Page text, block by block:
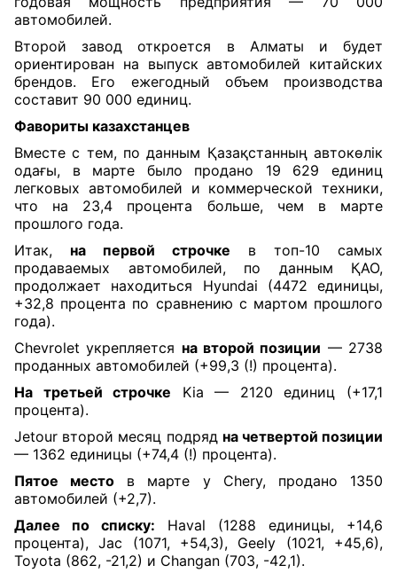
автомобилей.
Второй завод откроется в Алматы и будет
ориентирован на выпуск автомобилей китайских
брендов. Его ежегодный объем производства
составит 90 000 единиц.
Фавориты казахстанцев
Вместе с тем, по данным Қазақстанның автокөлік
одағы, в марте было продано 19 629 единиц
легковых автомобилей и коммерческой техники,
что на 23,4 процента больше, чем в марте
прошлого года.
Итак, на первой строчке в топ-10 самых
продаваемых автомобилей, по данным ҚАО,
продолжает находиться Hyundai (4472 единицы,
+32,8 процента по сравнению с мартом прошлого
года).
Chevrolet укрепляется на второй позиции — 2738
проданных автомобилей (+99,3 (!) процента).
На третьей строчке Kia — 2120 единиц (+17,1
процента).
Jetour второй месяц подряд на четвертой позиции
— 1362 единицы (+74,4 (!) процента).
Пятое место в марте у Chery, продано 1350
автомобилей (+2,7).
Далее по списку: Haval (1288 единицы, +14,6
процента), Jac (1071, +54,3), Geely (1021, +45,6),
Toyota (862, -21,2) и Changan (703, -42,1).